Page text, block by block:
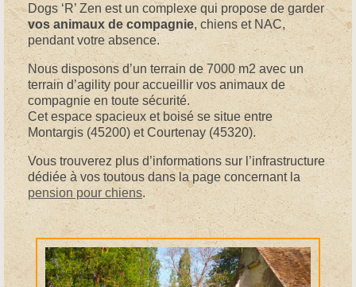
Dogs ‘R’ Zen est un complexe qui propose de garder
vos animaux de compagnie, chiens et NAC,
pendant votre absence.
Nous disposons d’un terrain de 7000 m2 avec un
terrain d’agility pour accueillir vos animaux de
compagnie en toute sécurité.
Cet espace spacieux et boisé se situe entre
Montargis (45200) et Courtenay (45320).
Vous trouverez plus d’informations sur l’infrastructure
dédiée à vos toutous dans la page concernant la
pension pour chiens.